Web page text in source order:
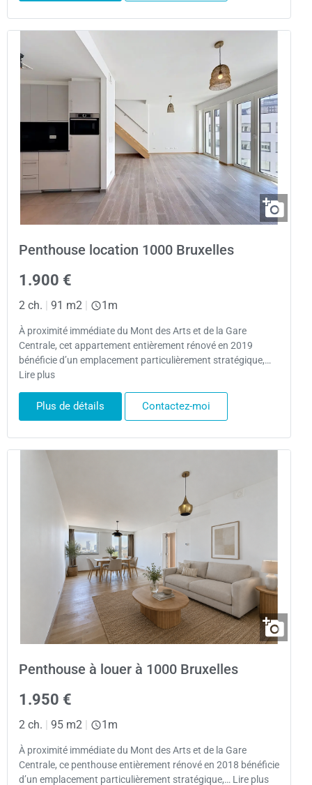
Penthouse location 1000 Bruxelles
1.900 €
2 ch. | 91 m2 | 1m
À proximité immédiate du Mont des Arts et de la Gare
Centrale, cet appartement entièrement rénové en 2019
bénéficie d’un emplacement particulièrement stratégique,…
Lire plus
Plus de détails Contactez-moi
Penthouse à louer à 1000 Bruxelles
1.950 €
2 ch. | 95 m2 | 1m
À proximité immédiate du Mont des Arts et de la Gare
Centrale, ce penthouse entièrement rénové en 2018 bénéficie
d’un emplacement particulièrement stratégique,… Lire plus